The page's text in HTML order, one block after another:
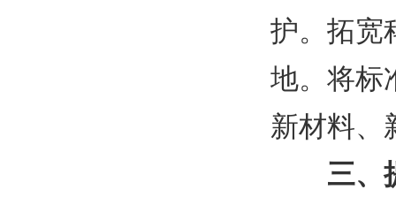
护。拓宽
地。将标
新材料、
三、